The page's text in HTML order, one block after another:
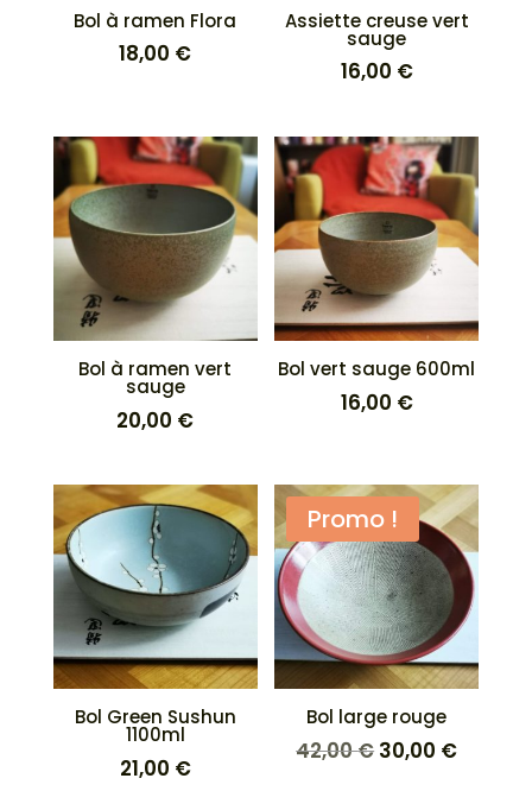
Bol à ramen Flora
18,00 €
Assiette creuse vert
sauge
16,00 €
Bol à ramen vert
sauge
20,00 €
Bol vert sauge 600ml
16,00 €
Bol Green Sushun
1100ml
21,00 €
Promo !
Bol large rouge
42,00€ Le
30,00 €Le